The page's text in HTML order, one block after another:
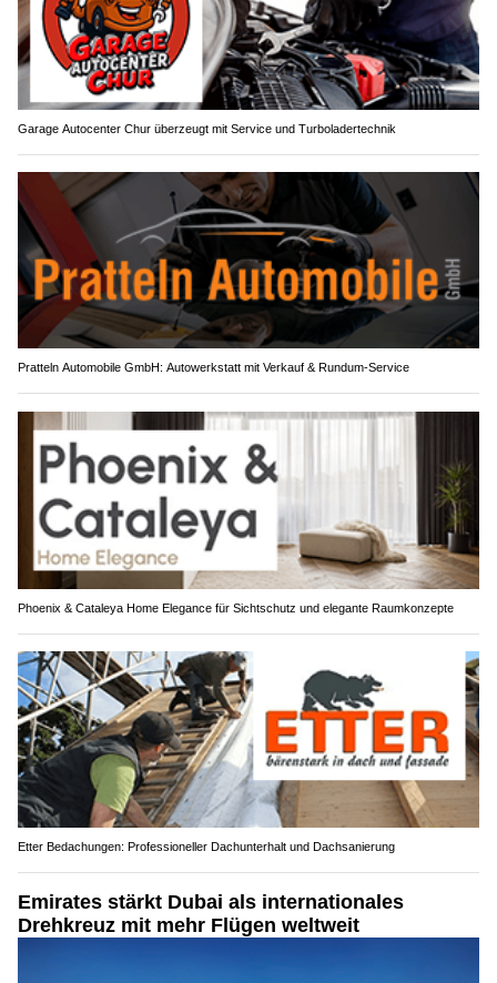
Garage Autocenter Chur überzeugt mit Service und Turboladertechnik
Pratteln Automobile GmbH: Autowerkstatt mit Verkauf & Rundum-Service
Phoenix & Cataleya Home Elegance für Sichtschutz und elegante Raumkonzepte
Etter Bedachungen: Professioneller Dachunterhalt und Dachsanierung
Emirates stärkt Dubai als internationales
Drehkreuz mit mehr Flügen weltweit